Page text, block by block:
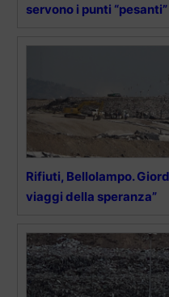
servono i punti “pesanti”
Rifiuti, Bellolampo.
viaggi della speranza”